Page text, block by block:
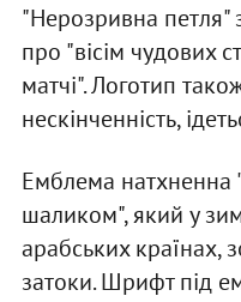
"Нерозривна петля"
про "вісім чудових
матчі". Логотип
нескінченність,
Емблема натхненна
шаликом", який у
арабських країнах,
затоки. Шрифт під